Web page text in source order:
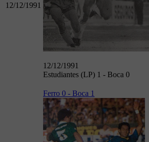
12/12/1991
12/12/1991
Estudiantes (LP) 1 - Boca 0
Ferro 0 - Boca 1